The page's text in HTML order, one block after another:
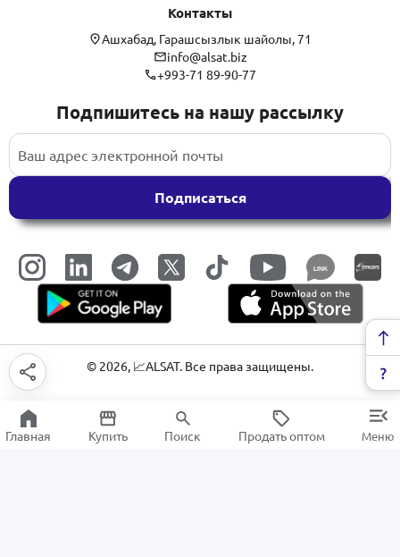
Контакты
Ашхабад, Гарашсызлык шайолы, 71
info@alsat.biz
+993-71 89-90-77
Подпишитесь на нашу рассылку
Подписаться
LINK
© 2026, 📈ALSAT. Все права защищены.
Главная Купить Поиск Продать оптом Меню